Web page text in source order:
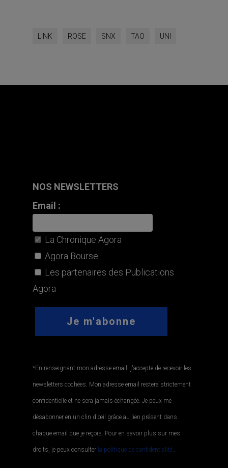
LINK ROSE SNX TAO UNI
NOS NEWSLETTERS
Email :
La Chronique Agora
Agora Bourse
Les partenaires des Publications
Agora
*En renseignant mon adresse email, j'accepte de recevoir les
newsletters cochées. Mon adresse email restera strictement
confidentielle et ne sera jamais échangée. Je peux me
désabonner en un clin d'œil grâce au lien présent dans
chaque email que je reçois. Pour en savoir plus sur mes
droits, je peux consulter la politique de confidentialité..